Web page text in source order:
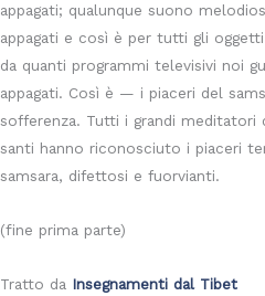
appagati; qualunque suono
appagati e così è per tutti gli
da quanti programmi televisivi noi
appagati. Così è — i piaceri del
sofferenza. Tutti i grandi
santi hanno riconosciuto i piaceri
samsara, difettosi e fuorvianti.
(fine prima parte)
Tratto da Insegnamenti dal Tibet